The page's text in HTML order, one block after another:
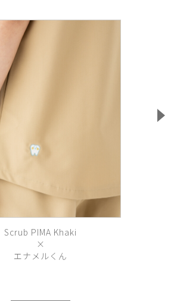
Scrub PIMA Khaki
×
エナメルくん